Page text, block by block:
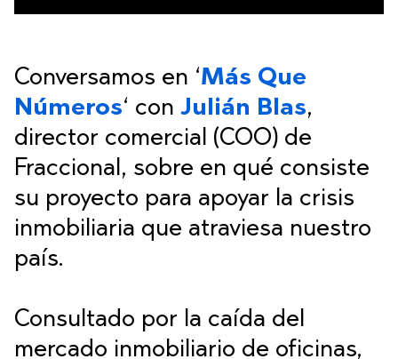
Conversamos en ‘Más Que
Números‘ con Julián Blas,
director comercial (COO) de
Fraccional, sobre en qué consiste
su proyecto para apoyar la crisis
inmobiliaria que atraviesa nuestro
país.
Consultado por la caída del
mercado inmobiliario de oficinas,